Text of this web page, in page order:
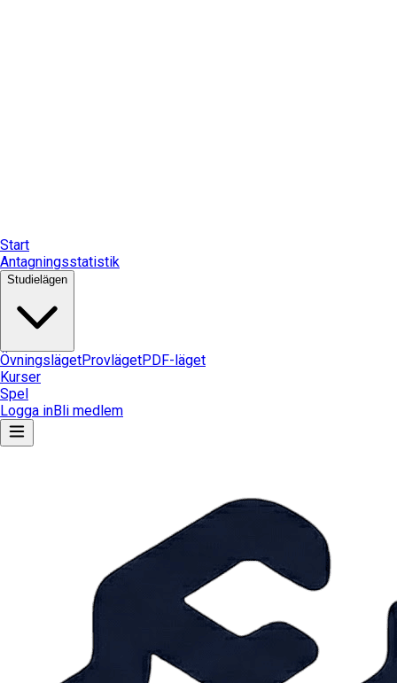
Start
Antagningsstatistik
Studielägen
ÖvningslägetProvlägetPDF-läget
Kurser
Spel
Logga inBli medlem